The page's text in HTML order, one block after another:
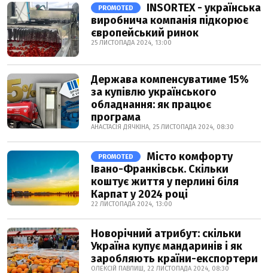
PROMOTED
INSORTEX - українська
виробнича компанія підкорює
європейський ринок
25 ЛИСТОПАДА 2024, 13:00
Держава компенсуватиме 15%
за купівлю українського
обладнання: як працює
програма
АНАСТАСІЯ ДЯЧКІНА, 25 ЛИСТОПАДА 2024, 08:30
PROMOTED
Місто комфорту
Івано-Франківськ. Скільки
коштує життя у перлині біля
Карпат у 2024 році
22 ЛИСТОПАДА 2024, 13:00
Новорічний атрибут: скільки
Україна купує мандаринів і як
заробляють країни-експортери
ОЛЕКСІЙ ПАВЛИШ, 22 ЛИСТОПАДА 2024, 08:30